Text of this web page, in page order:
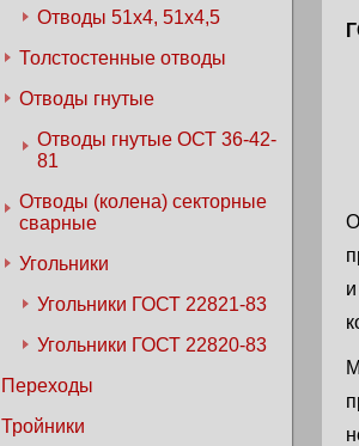
Отводы 51х4, 51х4,5
Толстостенные отводы
Отводы гнутые
Отводы гнутые ОСТ 36-42-
81
Отводы (колена) секторные
сварные
Угольники
Угольники ГОСТ 22821-83
Угольники ГОСТ 22820-83
Переходы
Тройники